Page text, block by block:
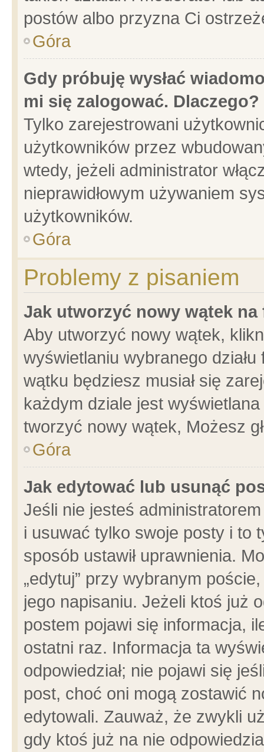
postów albo przyzna Ci
Góra
Gdy próbuję wysłać
mi się zalogować. Dlaczego?
Tylko zarejestrowani
użytkowników przez
wtedy, jeżeli administrator
nieprawidłowym używaniem
użytkowników.
Góra
Problemy z pisaniem
Jak utworzyć nowy wątek na
Aby utworzyć nowy wątek,
wyświetlaniu wybranego
wątku będziesz musiał się
każdym dziale jest
tworzyć nowy wątek, Możesz
Góra
Jak edytować lub usunąć
Jeśli nie jesteś
i usuwać tylko swoje posty i to
sposób ustawił uprawnienia.
„edytuj” przy wybranym
jego napisaniu. Jeżeli ktoś już
postem pojawi się informacja,
ostatni raz. Informacja ta
odpowiedział; nie pojawi się
post, choć oni mogą zostawić
edytowali. Zauważ, że zwykli
gdy ktoś już na nie